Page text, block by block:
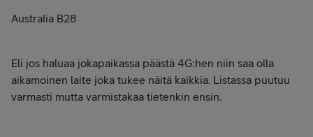
Australia B28
Eli jos haluaa jokapaikassa päästä 4G:hen niin saa olla
aikamoinen laite joka tukee näitä kaikkia. Listassa puutuu
varmasti mutta varmistakaa tietenkin ensin.